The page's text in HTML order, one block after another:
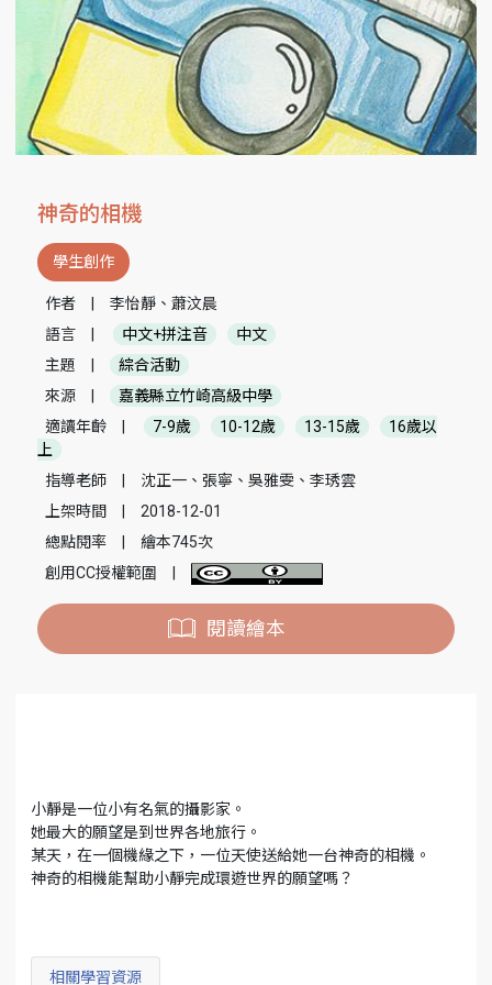
神奇的相機
學生創作
作者
李怡靜、蕭汶晨
語言
中文+拼注音
中文
主題
綜合活動
來源
嘉義縣立竹崎高級中學
適讀年齡
7-9歲 10-12歲 13-15歲
16歲以
上
指導老師
沈正一、張寧、吳雅雯、李琇雲
上架時間
2018-12-01
總點閱率
繪本745次
創用CC授權範圍
閱讀繪本
小靜是一位小有名氣的攝影家。
她最大的願望是到世界各地旅行。
某天，在一個機緣之下，一位天使送給她一台神奇的相機。
神奇的相機能幫助小靜完成環遊世界的願望嗎？
相關學習資源